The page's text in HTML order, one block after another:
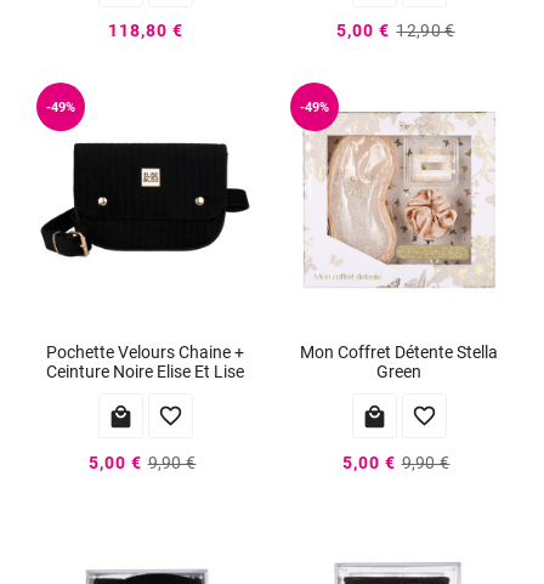
118,80 € 5,00 € 12,90 €
-49%
Pochette Velours Chaine +
Ceinture Noire Elise Et Lise
 
5,00 € 9,90 €
-49%
Mon Coffret Détente Stella
Green
 
5,00 € 9,90 €